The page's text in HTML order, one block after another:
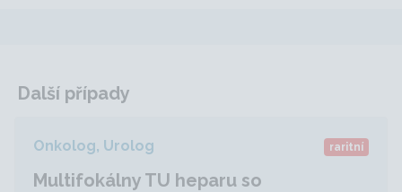
Další případy
Onkolog, Urolog raritní
Multifokálny TU heparu so